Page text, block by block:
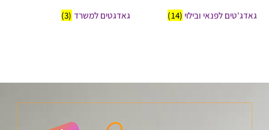
גאדג'טים לפנאי ובילוי (14) גאדגטים למשרד (3)